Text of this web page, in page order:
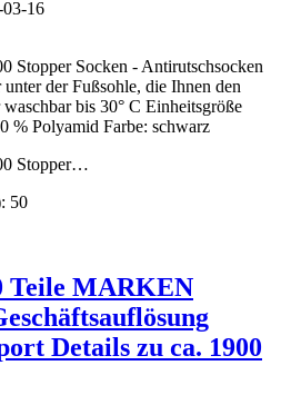
03-16
Socken - Antirutschsocken
der Fußsohle, die Ihnen den
bis 30° C Einheitsgröße
% Polyamid Farbe: schwarz
Stopper…
: 50
Teile MARKEN
Details zu ca. 1900